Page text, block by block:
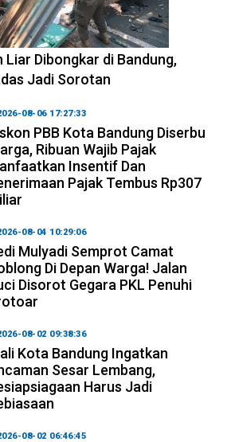
Liar Dibongkar di Bandung,
Jadi Sorotan
08-06 17:27:33
PBB Kota Bandung Diserbu
Ribuan Wajib Pajak
Insentif Dan
Pajak Tembus Rp307
08-04 10:29:06
Mulyadi Semprot Camat
Di Depan Warga! Jalan
Disorot Gegara PKL Penuhi
08-02 09:38:36
Kota Bandung Ingatkan
Sesar Lembang,
Harus Jadi
08-02 06:46:45